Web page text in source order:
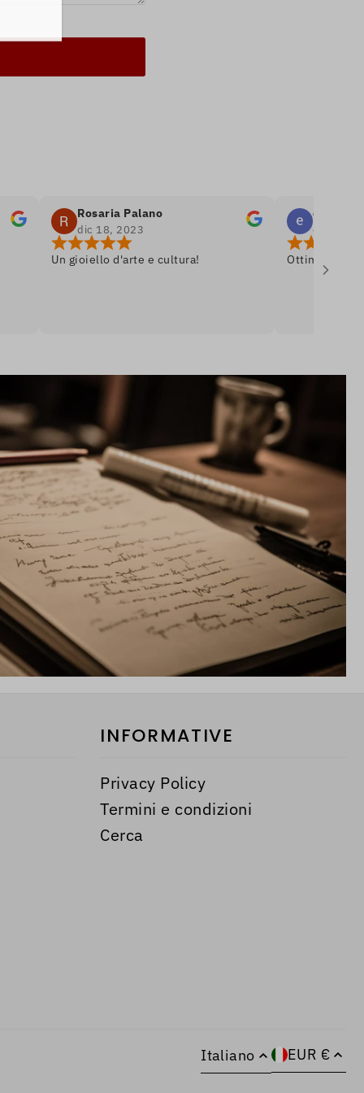
Rosaria Palano
dic 18, 2023
Un gioiello d'arte e cultura!
emanuele
dic 8, 2023
Ottima
INFORMATIVE
Privacy Policy
Termini e condizioni
Cerca
Italiano EUR €